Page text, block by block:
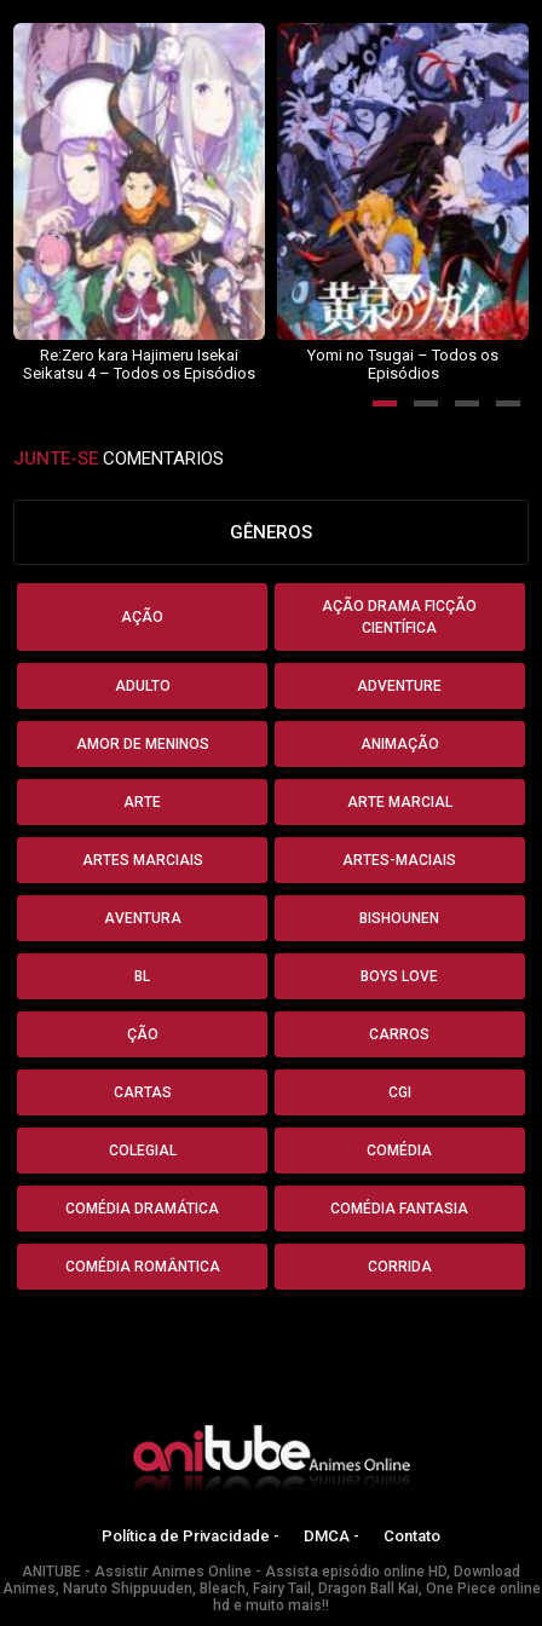
Re:Zero kara Hajimeru Isekai
Seikatsu 4 – Todos os Episódios
Yomi no Tsugai – Todos os
Episódios
JUNTE-SE COMENTARIOS
GÊNEROS
AÇÃO
AÇÃO DRAMA FICÇÃO
CIENTÍFICA
ADULTO ADVENTURE
AMOR DE MENINOS ANIMAÇÃO
ARTE ARTE MARCIAL
ARTES MARCIAIS ARTES-MACIAIS
AVENTURA BISHOUNEN
BL BOYS LOVE
ÇÃO CARROS
CARTAS CGI
COLEGIAL COMÉDIA
COMÉDIA DRAMÁTICA COMÉDIA FANTASIA
COMÉDIA ROMÂNTICA CORRIDA
Política de Privacidade - DMCA - Contato
ANITUBE - Assistir Animes Online - Assista episódio online HD, Download
Animes, Naruto Shippuuden, Bleach, Fairy Tail, Dragon Ball Kai, One Piece online
hd e muito mais!!